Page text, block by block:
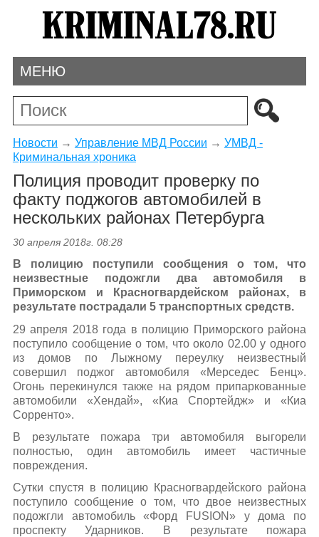
МЕНЮ
Новости → Управление МВД России → УМВД -
Криминальная хроника
Полиция проводит проверку по
факту поджогов автомобилей в
нескольких районах Петербурга
30 апреля 2018г. 08:28
В полицию поступили сообщения о том, что
неизвестные подожгли два автомобиля в
Приморском и Красногвардейском районах, в
результате пострадали 5 транспортных средств.
29 апреля 2018 года в полицию Приморского района
поступило сообщение о том, что около 02.00 у одного
из домов по Лыжному переулку неизвестный
совершил поджог автомобиля «Мерседес Бенц».
Огонь перекинулся также на рядом припаркованные
автомобили «Хендай», «Киа Спортейдж» и «Киа
Сорренто».
В результате пожара три автомобиля выгорели
полностью, один автомобиль имеет частичные
повреждения.
Сутки спустя в полицию Красногвардейского района
поступило сообщение о том, что двое неизвестных
подожгли автомобиль «Форд FUSION» у дома по
проспекту Ударников. В результате пожара